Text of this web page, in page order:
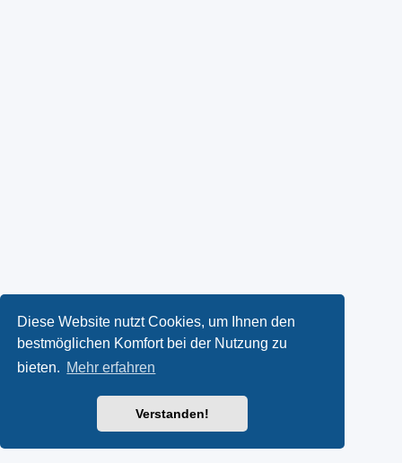
Diese Website nutzt Cookies, um Ihnen den
bestmöglichen Komfort bei der Nutzung zu
bieten. Mehr erfahren
Verstanden!